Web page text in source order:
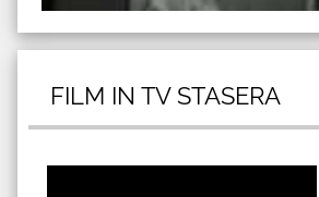
FILM IN TV STASERA